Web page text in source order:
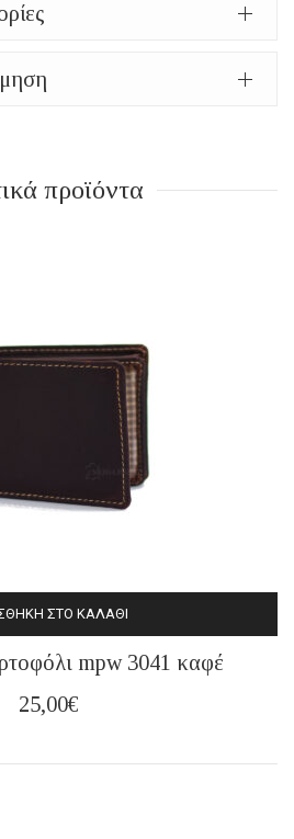
προϊόντα
ΣΤΟ ΚΑΛΆΘΙ
mpw 3041 καφέ
25,00€